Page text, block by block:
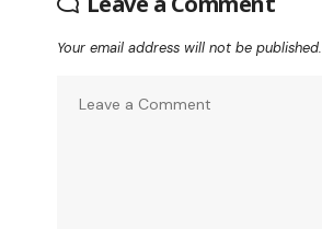
Your email address will not be published.